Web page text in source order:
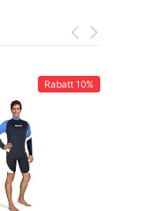
Rabatt 10%